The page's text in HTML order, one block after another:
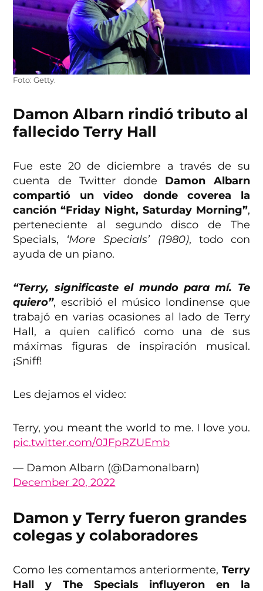
Foto: Getty.
Damon Albarn rindió tributo al
fallecido Terry Hall
Fue este 20 de diciembre a través de su
cuenta de Twitter donde Damon Albarn
compartió un video donde coverea la
canción “Friday Night, Saturday Morning”,
perteneciente al segundo disco de The
Specials, ‘More Specials’ (1980), todo con
ayuda de un piano.
“Terry, significaste el mundo para mí. Te
quiero”, escribió el músico londinense que
trabajó en varias ocasiones al lado de Terry
Hall, a quien calificó como una de sus
máximas figuras de inspiración musical.
¡Sniff!
Les dejamos el video:
Terry, you meant the world to me. I love you.
pic.twitter.com/0JFpRZUEmb
— Damon Albarn (@Damonalbarn)
December 20, 2022
Damon y Terry fueron grandes
colegas y colaboradores
Como les comentamos anteriormente, Terry
Hall y The Specials influyeron en la